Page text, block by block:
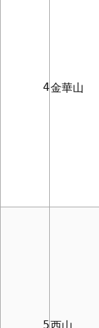
      4
金華山
      5
西山